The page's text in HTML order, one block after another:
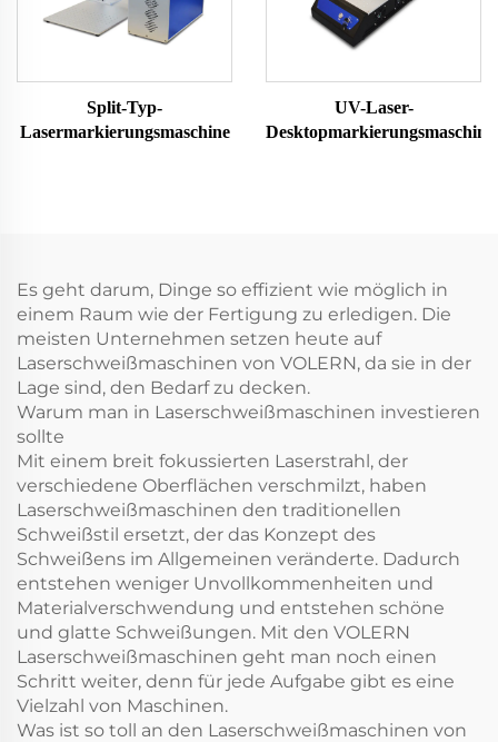
Split-Typ-
Lasermarkierungsmaschine
UV-Laser-
Desktopmarkierungsmaschine
Es geht darum, Dinge so effizient wie möglich in
einem Raum wie der Fertigung zu erledigen. Die
meisten Unternehmen setzen heute auf
Laserschweißmaschinen von VOLERN, da sie in der
Lage sind, den Bedarf zu decken.
Warum man in Laserschweißmaschinen investieren
sollte
Mit einem breit fokussierten Laserstrahl, der
verschiedene Oberflächen verschmilzt, haben
Laserschweißmaschinen den traditionellen
Schweißstil ersetzt, der das Konzept des
Schweißens im Allgemeinen veränderte. Dadurch
entstehen weniger Unvollkommenheiten und
Materialverschwendung und entstehen schöne
und glatte Schweißungen. Mit den VOLERN
Laserschweißmaschinen geht man noch einen
Schritt weiter, denn für jede Aufgabe gibt es eine
Vielzahl von Maschinen.
Was ist so toll an den Laserschweißmaschinen von